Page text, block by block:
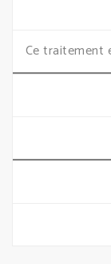
Ce traitement